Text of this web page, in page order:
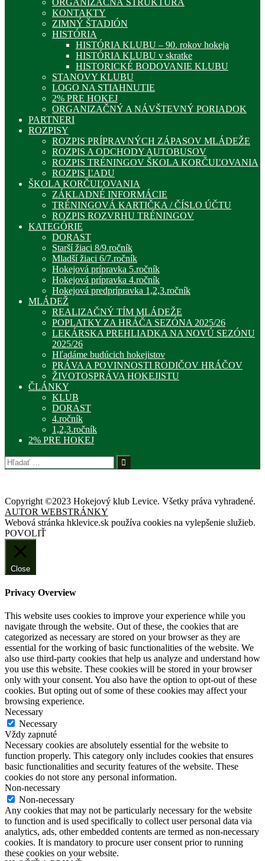
KONTAKTY
ZIMNÝ ŠTADIÓN
HISTÓRIA
HISTÓRIA KLUBU – 90. rokov hokeja
HISTÓRIA KLUBU v skratke
HISTORICKÉ BODOVANIE KLUBU
STANOVY KLUBU
LOGO NA STIAHNUTIE
2% PRE HOKEJ
ORGANIZAČNÝ A NÁVŠTEVNÝ PORIADOK
PARTNERI
ROZPISY
ROZPIS PRÍPRAVNÝCH ZÁPASOV MLÁDEŽE
ROZPIS A ODCHODY AUTOBUSOV
ROZPIS TRÉNINGOV ŠKOLA KORČUĽOVANIA
ROZPIS ĽADU
ŠKOLA KORČUĽOVANIA
ZÁKLADNÉ INFORMÁCIE
TRÉNINGOVÁ KARTIČKA / ČÍSLO ÚČTU
ROZPIS ROZVRHU TRÉNINGOV
KATEGÓRIE
DORAST
Starší žiaci 8/9.ročník
Mladší žiaci 6/7.ročník
Hokejová prípravka 5.ročník
Hokejová prípravka 4.ročník
Hokejová predprípravka 1,2,3.ročník
MLÁDEŽ
REALIZAČNÝ TÍM MLÁDEŽE
POPLATKY ZA HRÁČA SEZÓNA 2025/26
LEKÁRSKA PREHLIADKA NA NOVÚ SEZÓNU
2025/26
Hľadáme budúcich hokejistov
PRÁVA A POVINNOSTI RODIČOV HRÁČOV
ŽIVOTOSPRÁVA HOKEJISTU
ČLÁNKY
KLUB
DORAST
4.ročník
1,2,3.ročník
2% PRE HOKEJ
Hľadať:
Copyright ©2023 Hokejový klub Levice. Všetky práva vyhradené.
AUTOR WEBSTRÁNKY
Webová stránka hklevice.sk používa cookies na vylepšenie služieb.
POVOLIŤ
Close
Privacy Overview
This website uses cookies to improve your experience while you
navigate through the website. Out of these, the cookies that are
categorized as necessary are stored on your browser as they are
essential for the working of basic functionalities of the website. We
also use third-party cookies that help us analyze and understand how
you use this website. These cookies will be stored in your browser
only with your consent. You also have the option to opt-out of these
cookies. But opting out of some of these cookies may affect your
browsing experience.
Necessary
Necessary
Vždy zapnuté
Necessary cookies are absolutely essential for the website to
function properly. This category only includes cookies that ensures
basic functionalities and security features of the website. These
cookies do not store any personal information.
Non-necessary
Non-necessary
Any cookies that may not be particularly necessary for the website
to function and is used specifically to collect user personal data via
analytics, ads, other embedded contents are termed as non-necessary
cookies. It is mandatory to procure user consent prior to running
these cookies on your website.